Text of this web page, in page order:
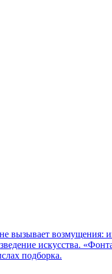
вызывает
искусства.
подборка.